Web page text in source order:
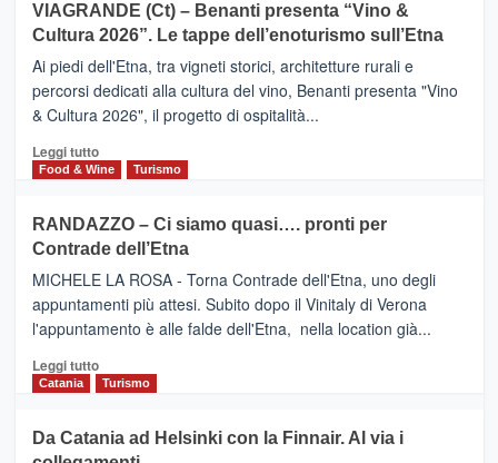
Anche
la
Alcantara
nei
primi
nella
classifica
IL
SAN
DOMENICO
PALACE
TAORMINA,
UN
HOTEL
FOUR
IL
NUOVO
SUMMER
CLUB
VIAGRANDE (Ct) – Benanti presenta “Vino &
Cultura 2026”. Le tappe dell’enoturismo sull’Etna
Ai piedi dell'Etna, tra vigneti storici, architetture rurali e
percorsi dedicati alla cultura del vino, Benanti presenta "Vino
& Cultura 2026", il progetto di ospitalità...
Leggi tuttoLeggi
di
VIAGRANDE
(Ct)
–
Benanti
presenta
“Vino
&
Cultura
tappe
Food & Wine Turismo
RANDAZZO – Ci siamo quasi…. pronti per
Contrade dell’Etna
MICHELE LA ROSA - Torna Contrade dell'Etna, uno degli
appuntamenti più attesi. Subito dopo il Vinitaly di Verona
l'appuntamento è alle falde dell'Etna, nella location già...
Leggi tuttoLeggi
di
RANDAZZO
Catania Turismo
Da Catania ad Helsinki con la Finnair. Al via i